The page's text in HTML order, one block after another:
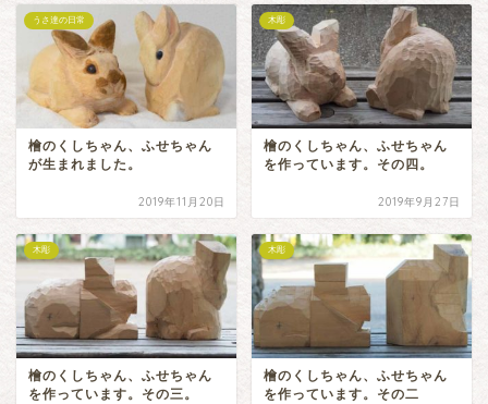
うさ達の日常
檜のくしちゃん、ふせちゃん
が生まれました。
2019年11月20日
木彫
檜のくしちゃん、ふせちゃん
を作っています。その四。
2019年9月27日
木彫
檜のくしちゃん、ふせちゃん
を作っています。その三。
木彫
檜のくしちゃん、ふせちゃん
を作っています。その二